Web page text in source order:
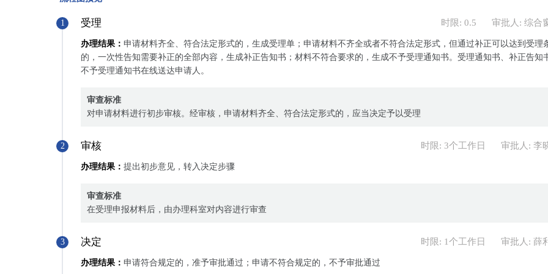
1 受理 时限: 0.5 审批人: 综合
办理结果： 申请材料齐全、符合法定形式的，生成受理单；申请材料不齐全或者不符合法定形式，但通过补正可以达到受理
的，一次性告知需要补正的全部内容，生成补正告知书；材料不符合要求的，生成不予受理通知书。受理通知书、补正告知
不予受理通知书在线送达申请人。
审查标准
对申请材料进行初步审核。经审核，申请材料齐全、符合法定形式的，应当决定予以受理
2 审核 时限: 3个工作日 审批人: 李
办理结果： 提出初步意见，转入决定步骤
审查标准
在受理申报材料后，由办理科室对内容进行审查
3 决定 时限: 1个工作日 审批人: 薛
办理结果： 申请符合规定的，准予审批通过；申请不符合规定的，不予审批通过